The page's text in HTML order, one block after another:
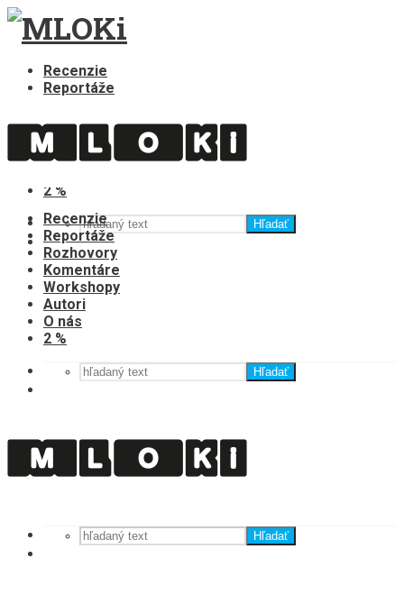
Recenzie
Reportáže
Komentáre
Workshopy
Autori
2 %
Hľadať
Recenzie
Reportáže
Rozhovory
Komentáre
Workshopy
Autori
O nás
2 %
Hľadať
Hľadať